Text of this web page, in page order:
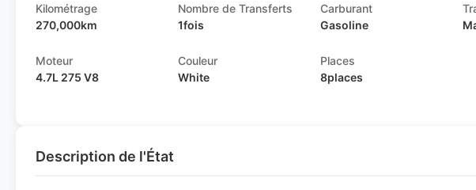
Kilométrage
270,000km
Nombre de Transferts
1fois
Carburant
Gasoline
Moteur
4.7L 275 V8
Couleur
White
Places
8places
Description de l'État